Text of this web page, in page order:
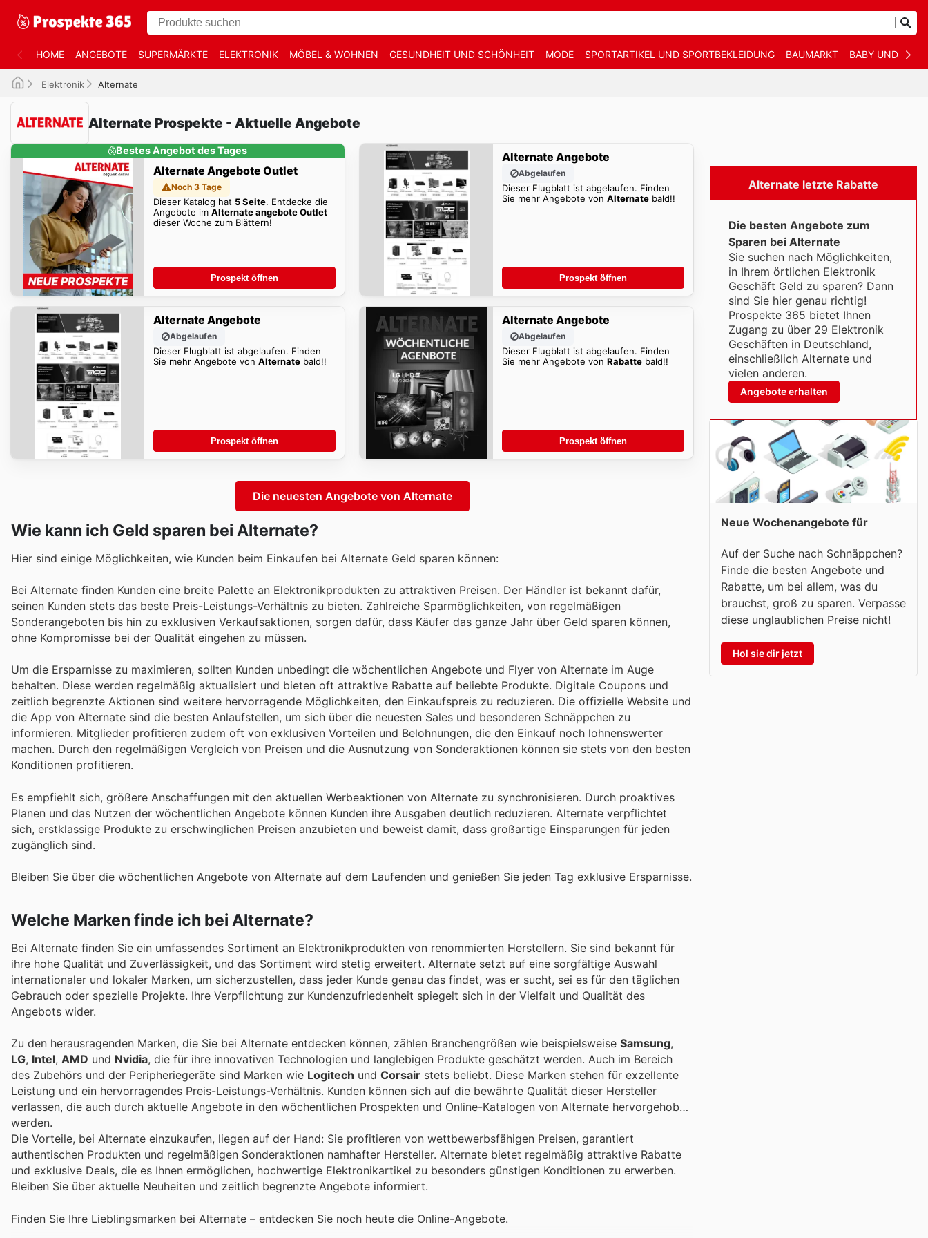
HOME ANGEBOTE SUPERMÄRKTE ELEKTRONIK MÖBEL & WOHNEN GESUNDHEIT UND SCHÖNHEIT MODE SPORTARTIKEL UND SPORTBEKLEIDUNG BAUMARKT BABY UND KIND
Elektronik Alternate
Alternate Prospekte - Aktuelle Angebote
Bestes Angebot des Tages
Alternate Angebote Outlet
Noch 3 Tage
Dieser Katalog hat 5 Seite. Entdecke die
Angebote im Alternate angebote Outlet
dieser Woche zum Blättern!
Prospekt öffnen
Alternate Angebote
Abgelaufen
Dieser Flugblatt ist abgelaufen. Finden
Sie mehr Angebote vonAlternate bald!!
Prospekt öffnen
Alternate Angebote
Abgelaufen
Dieser Flugblatt ist abgelaufen. Finden
Sie mehr Angebote von Alternatebald!!
Prospekt öffnen
Alternate Angebote
Abgelaufen
Dieser Flugblatt ist abgelaufen. Finden
Sie mehr Angebote vonRabatte bald!!
Prospekt öffnen
Die neuesten Angebote von Alternate
Wie kann ich Geld sparen bei Alternate?
Hier sind einige Möglichkeiten, wie Kunden beim Einkaufen bei Alternate Geld sparen können:
Bei Alternate finden Kunden eine breite Palette an Elektronikprodukten zu attraktiven Preisen. Der Händler ist bekannt dafür,
seinen Kunden stets das beste Preis-Leistungs-Verhältnis zu bieten. Zahlreiche Sparmöglichkeiten, von regelmäßigen
Sonderangeboten bis hin zu exklusiven Verkaufsaktionen, sorgen dafür, dass Käufer das ganze Jahr über Geld sparen können,
ohne Kompromisse bei der Qualität eingehen zu müssen.
Um die Ersparnisse zu maximieren, sollten Kunden unbedingt die wöchentlichen Angebote und Flyer von Alternate im Auge
behalten. Diese werden regelmäßig aktualisiert und bieten oft attraktive Rabatte auf beliebte Produkte. Digitale Coupons und
zeitlich begrenzte Aktionen sind weitere hervorragende Möglichkeiten, den Einkaufspreis zu reduzieren. Die offizielle Website und
die App von Alternate sind die besten Anlaufstellen, um sich über die neuesten Sales und besonderen Schnäppchen zu
informieren. Mitglieder profitieren zudem oft von exklusiven Vorteilen und Belohnungen, die den Einkauf noch lohnenswerter
machen. Durch den regelmäßigen Vergleich von Preisen und die Ausnutzung von Sonderaktionen können sie stets von den besten
Konditionen profitieren.
Es empfiehlt sich, größere Anschaffungen mit den aktuellen Werbeaktionen von Alternate zu synchronisieren. Durch proaktives
Planen und das Nutzen der wöchentlichen Angebote können Kunden ihre Ausgaben deutlich reduzieren. Alternate verpflichtet
sich, erstklassige Produkte zu erschwinglichen Preisen anzubieten und beweist damit, dass großartige Einsparungen für jeden
zugänglich sind.
Bleiben Sie über die wöchentlichen Angebote von Alternate auf dem Laufenden und genießen Sie jeden Tag exklusive Ersparnisse.
Welche Marken finde ich bei Alternate?
Bei Alternate finden Sie ein umfassendes Sortiment an Elektronikprodukten von renommierten Herstellern. Sie sind bekannt für
ihre hohe Qualität und Zuverlässigkeit, und das Sortiment wird stetig erweitert. Alternate setzt auf eine sorgfältige Auswahl
internationaler und lokaler Marken, um sicherzustellen, dass jeder Kunde genau das findet, was er sucht, sei es für den täglichen
Gebrauch oder spezielle Projekte. Ihre Verpflichtung zur Kundenzufriedenheit spiegelt sich in der Vielfalt und Qualität des
Angebots wider.
Zu den herausragenden Marken, die Sie bei Alternate entdecken können, zählen Branchengrößen wie beispielsweise Samsung,
LG, Intel, AMD und Nvidia, die für ihre innovativen Technologien und langlebigen Produkte geschätzt werden. Auch im Bereich
des Zubehörs und der Peripheriegeräte sind Marken wie Logitech und Corsair stets beliebt. Diese Marken stehen für exzellente
Leistung und ein hervorragendes Preis-Leistungs-Verhältnis. Kunden können sich auf die bewährte Qualität dieser Hersteller
verlassen, die auch durch aktuelle Angebote in den wöchentlichen Prospekten und Online-Katalogen von Alternate hervorgehoben
werden.
Die Vorteile, bei Alternate einzukaufen, liegen auf der Hand: Sie profitieren von wettbewerbsfähigen Preisen, garantiert
authentischen Produkten und regelmäßigen Sonderaktionen namhafter Hersteller. Alternate bietet regelmäßig attraktive Rabatte
und exklusive Deals, die es Ihnen ermöglichen, hochwertige Elektronikartikel zu besonders günstigen Konditionen zu erwerben.
Bleiben Sie über aktuelle Neuheiten und zeitlich begrenzte Angebote informiert.
Finden Sie Ihre Lieblingsmarken bei Alternate – entdecken Sie noch heute die Online-Angebote.
Alternate letzte Rabatte
Die besten Angebote zum
Sparen bei Alternate
Sie suchen nach Möglichkeiten,
in Ihrem örtlichen Elektronik
Geschäft Geld zu sparen? Dann
sind Sie hier genau richtig!
Prospekte 365 bietet Ihnen
Zugang zu über 29 Elektronik
Geschäften in Deutschland,
einschließlich Alternate und
vielen anderen.
Angebote erhalten
Neue Wochenangebote für
Auf der Suche nach Schnäppchen?
Finde die besten Angebote und
Rabatte, um bei allem, was du
brauchst, groß zu sparen. Verpasse
diese unglaublichen Preise nicht!
Hol sie dir jetzt